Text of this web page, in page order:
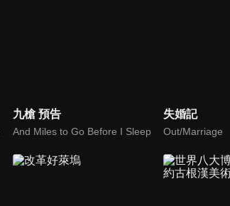
九槍 預告
And Miles to Go Before I Sleep
失婚記
Out/Marriage